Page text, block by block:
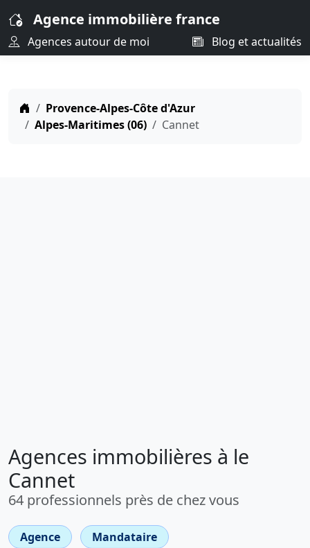
Agence immobilière france
Agences autour de moi Blog et actualités
Provence-Alpes-Côte d'Azur
Alpes-Maritimes (06)
Cannet
Agences immobilières à le
Cannet
64 professionnels près de chez vous
Agence
Mandataire